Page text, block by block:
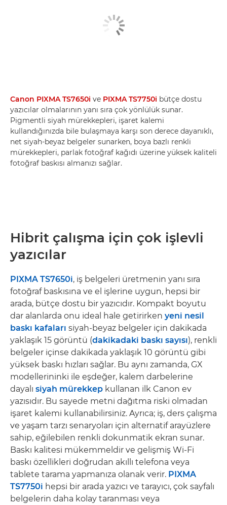
Canon PIXMA TS7650i ve PIXMA TS7750i bütçe dostu
yazıcılar olmalarının yanı sıra çok yönlülük sunar.
Pigmentli siyah mürekkepleri, işaret kalemi
kullandığınızda bile bulaşmaya karşı son derece dayanıklı,
net siyah-beyaz belgeler sunarken, boya bazlı renkli
mürekkepleri, parlak fotoğraf kağıdı üzerine yüksek kaliteli
fotoğraf baskısı almanızı sağlar.
Hibrit çalışma için çok işlevli
yazıcılar
PIXMA TS7650i, iş belgeleri üretmenin yanı sıra
fotoğraf baskısına ve el işlerine uygun, hepsi bir
arada, bütçe dostu bir yazıcıdır. Kompakt boyutu
dar alanlarda onu ideal hale getirirken yeni nesil
baskı kafaları siyah-beyaz belgeler için dakikada
yaklaşık 15 görüntü (dakikadaki baskı sayısı), renkli
belgeler içinse dakikada yaklaşık 10 görüntü gibi
yüksek baskı hızları sağlar. Bu aynı zamanda, GX
modellerininki ile eşdeğer, kalem darbelerine
dayalı siyah mürekkep kullanan ilk Canon ev
yazısıdır. Bu sayede metni dağıtma riski olmadan
işaret kalemi kullanabilirsiniz. Ayrıca; iş, ders çalışma
ve yaşam tarzı senaryoları için alternatif arayüzlere
sahip, eğilebilen renkli dokunmatik ekran sunar.
Baskı kalitesi mükemmeldir ve gelişmiş Wi-Fi
baskı özellikleri doğrudan akıllı telefona veya
tablete tarama yapmanıza olanak verir. PIXMA
TS7750i hepsi bir arada yazıcı ve tarayıcı, çok sayfalı
belgelerin daha kolay taranması veya